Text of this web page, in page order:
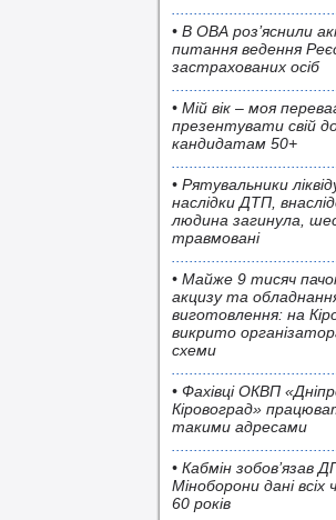
• В ОВА роз’яснили
питання ведення
застрахованих осіб
• Мій вік – моя
презентувати свій
кандидатам 50+
• Pятувальники
наслідки ДТП,
людина загинула,
травмовані
• Майже 9 тисяч
акцизу та
виготовлення: на
викрито
схеми
• Фахівці ОКВП
Кіровоград»
такими адресами
• Кабмін зобов’язав
Міноборони дані всіх
60 років